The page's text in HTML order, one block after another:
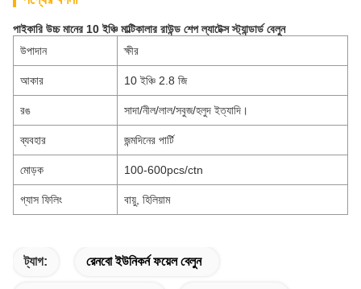
পাইকারি উচ্চ মানের 10 ইঞ্চি মাল্টিকালার রাউন্ড শেপ ল্যাটেক্স স্ট্যান্ডার্ড বেলুন
উপাদান
ক্ষীর
আকার 10 ইঞ্চি 2.8 জি
রঙ সাদা/নীল/লাল/সবুজ/হলুদ ইত্যাদি।
ব্যবহার জন্মদিনের পার্টি
মোড়ক 100-600pcs/ctn
গ্যাস ফিলিং বায়ু, হিলিয়াম
ট্যাগ: রেনবো ইউনিকর্ন ফয়েল বেলুন